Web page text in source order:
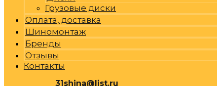
Грузовые диски
Оплата, доставка
Шиномонтаж
Бренды
Отзывы
Контакты
31shina@list.ru